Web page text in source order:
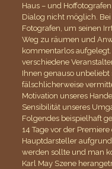
Haus – und
Dialog nicht möglich.
Fotografen, um seinen
Weg zu räumen und
kommentarlos aufgelegt.
verschiedene
Ihnen genauso unbeliebt
fälschlicherweise
Motivation unseres
Sensibilität unseres
Folgendes beispielhaft
14 Tage vor der
Hauptdarsteller
werden sollte und man
Karl May Szene